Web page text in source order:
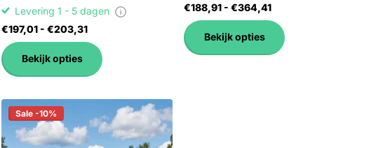
Levering 1 - 5 dagen
€197,01 - €203,31
Bekijk opties
€188,91 - €364,41
Bekijk opties
Sale -10%